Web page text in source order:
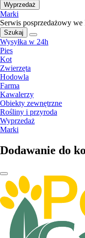
Wyprzedaż
Marki
Serwis posprzedażowy we
Szukaj
Wysyłka w 24h
Pies
Kot
Zwierzęta
Hodowla
Farma
Kawalerzy
Obiekty zewnętrzne
Rośliny i przyroda
Wyprzedaż
Marki
Dodawanie do